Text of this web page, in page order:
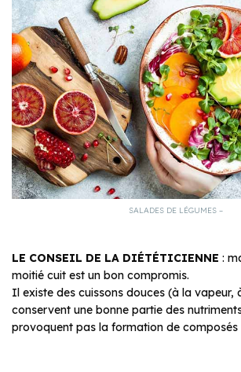
SALADES DE LÉGUMES –
LE CONSEIL DE LA DIÉTÉTICIENNE :
moitié cuit est un bon compromis.
Il existe des cuissons douces (à la vapeur,
conservent une bonne partie des
provoquent pas la formation de composés